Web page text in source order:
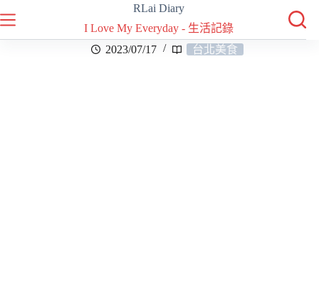
RLai Diary
I Love My Everyday - 生活記錄
2023/07/17
台北美食